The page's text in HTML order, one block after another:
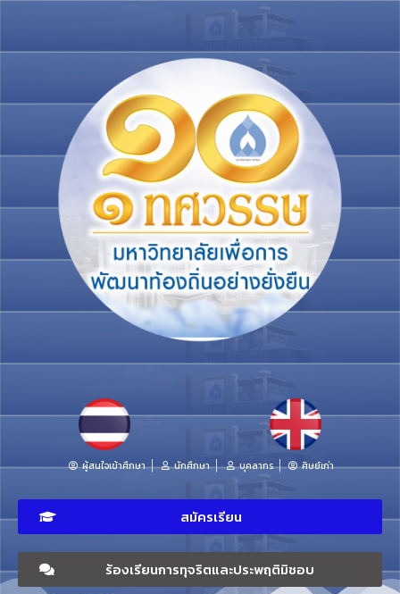
ผู้สนใจเข้าศึกษา นักศึกษา บุคลากร ศิษย์เก่า
สมัครเรียน
ร้องเรียนการทุจริตและประพฤติมิชอบ